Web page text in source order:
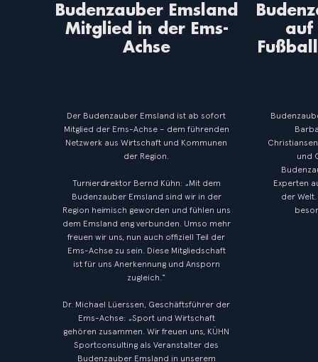
Budenzauber Emsland
Mitglied in der Ems-
Achse
Der Budenzauber Emsland ist ab sofort
Mitglied der Ems-Achse – dem führenden
Netzwerk aus Wirtschaft und Kommunen
der Region.
Turnierdirektor Bernd Kühn: „Mit dem
Budenzauber Emsland sind wir in der
Region heimisch geworden und fühlen uns
dem Emsland eng verbunden. Umso mehr
freuen wir uns, nun auch offiziell Teil der
Ems-Achse zu sein. Diese Mitgliedschaft
ist für uns Anerkennung und Ansporn
zugleich.“
Dr. Michael Lüerssen, Geschäftsführer der
Ems-Achse: „Sport und Wirtschaft
gehören zusammen. Wir freuen uns, KÜHN
Sportconsulting als Veranstalter des
Budenzauber Emsland in unserem
auf
und
Experten
der